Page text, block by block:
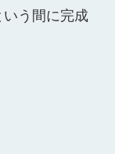
う間に完成